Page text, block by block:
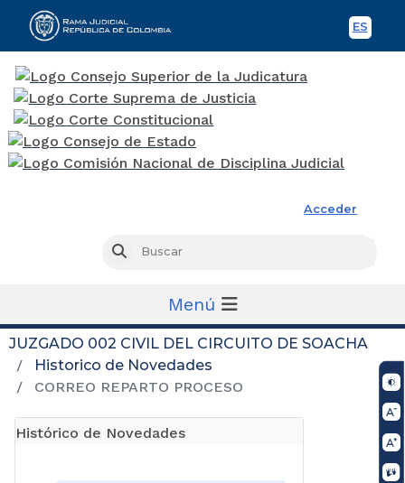
ES
Acceder
Buscar
Menú
JUZGADO 002 CIVIL DEL CIRCUITO DE SOACHA
Historico de Novedades
CORREO REPARTO PROCESO
Histórico de Novedades